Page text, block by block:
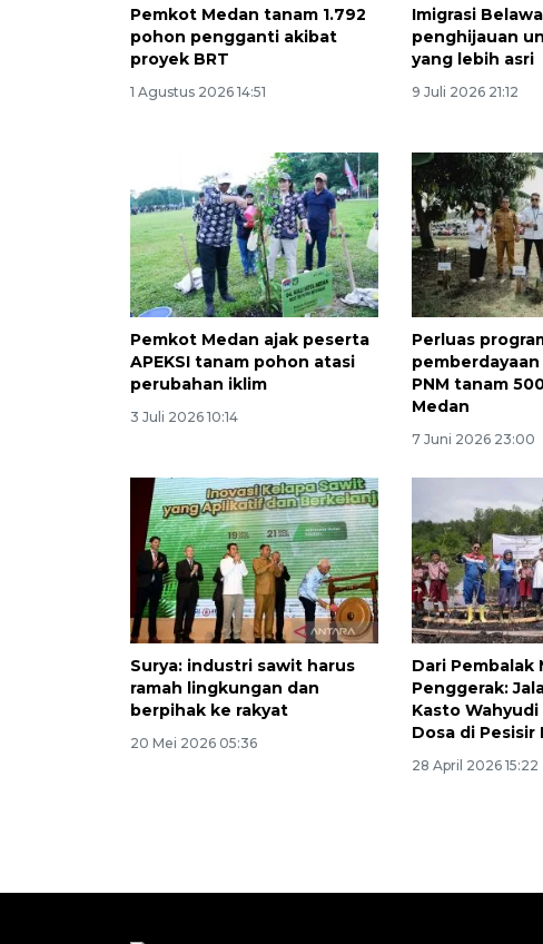
Pemkot Medan tanam 1.792
pohon pengganti akibat
proyek BRT
1 Agustus 2026 14:51
Imigrasi
penghijauan
yang lebih asri
9 Juli 2026 21:12
Pemkot Medan ajak peserta
APEKSI tanam pohon atasi
perubahan iklim
3 Juli 2026 10:14
Perluas
PNM tanam
Medan
7 Juni 2026 23:00
Surya: industri sawit harus
ramah lingkungan dan
berpihak ke rakyat
20 Mei 2026 05:36
Dari Pembalak
Penggerak:
Kasto
Dosa di Pesisir
28 April 2026 15:22